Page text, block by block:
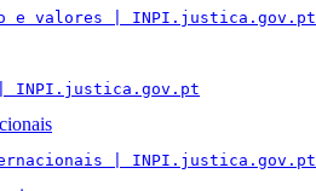
e valores | INPI.justica.gov.pt
| INPI.justica.gov.pt
| INPI.justica.gov.pt